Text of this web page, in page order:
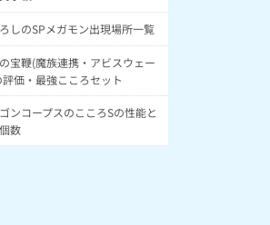
しのSPメガモン出現場所一覧
宝鞭(魔族連携・アビスウェー
評価・最強こころセット
ンコープスのこころSの性能と
数